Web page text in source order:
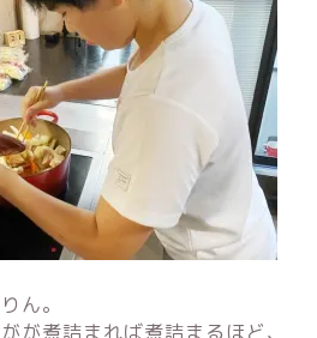
ん。
が煮詰まれば煮詰まるほど、